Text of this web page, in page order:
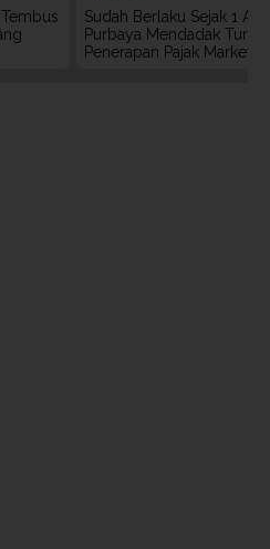
Sudah Berlaku Sejak 1
Purbaya Mendadak Tunda
Penerapan Pajak